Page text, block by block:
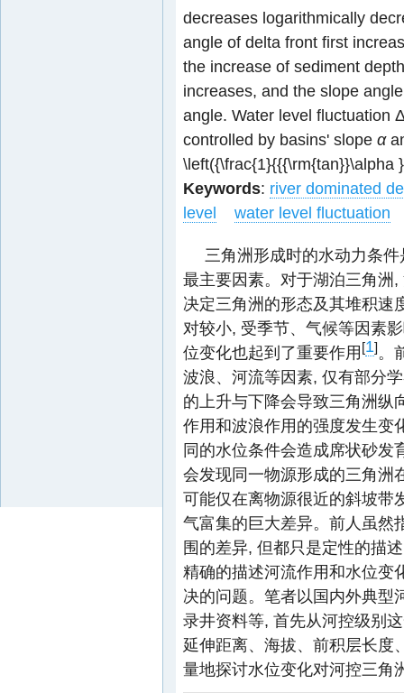
decreases logarithmically
angle of delta front first
the increase of sediment
increases, and the slope
angle. Water level fluctuation
controlled by basins' slope α
\left({\frac{1}{{{\rm{tan}}\alpha
Keywords: river dominated
level
water level fluctuation
三角洲形成时的水动力条
最主要因素。对于湖泊三角洲
决定三角洲的形态及其堆积速
对较小, 受季节、气候等因素
位变化也起到了重要作用 [1]。
波浪、河流等因素, 仅有部分
的上升与下降会导致三角洲纵
作用和波浪作用的强度发生变
同的水位条件会造成席状砂发
会发现同一物源形成的三角洲
可能仅在离物源很近的斜坡带
气富集的巨大差异。前人虽然
围的差异, 但都只是定性的描
精确的描述河流作用和水位变
决的问题。笔者以国内外典型
录井资料等, 首先从河控级别
延伸距离、海拔、前积层长度
量地探讨水位变化对河控三角